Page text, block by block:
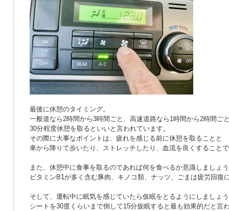
最後に休憩のタイミング。
一般道なら2時間から3時間ごと、高速道路なら1時間から2時間ご
30分程度休憩を取るといいと言われています。
その際に大事なポイントは、疲れを感じる前に休憩を取ることと
車から降りて歩いたり、ストレッチしたり、血流を良くすること
また、休憩中に食事を取るのであれば何を食べるか意識しましょ
ビタミンB1が多く含む豚肉、キノコ類、ナッツ、ごまは疲労回復
そして、運転中に眠気を感じていたら仮眠をとるようにしましょ
シートを30度くらいまで倒して15分仮眠すると最も効果的だと言